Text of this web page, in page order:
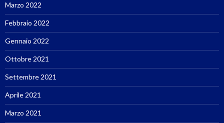
Marzo 2022
Febbraio 2022
Gennaio 2022
Ottobre 2021
Settembre 2021
Aprile 2021
Marzo 2021